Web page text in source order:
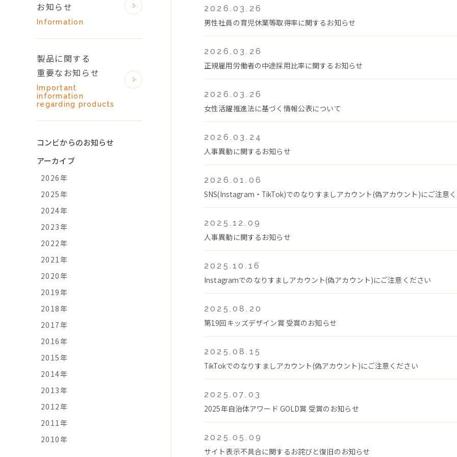
2026.03.26
男性社員の育児休業等取得率に関するお知らせ
2026.03.26
正規雇用労働者の中途採用比率に関するお知らせ
2026.03.26
女性活躍推進法に基づく情報公表について
2026.03.24
人事異動に関するお知らせ
2026.01.06
SNS(Instagram・TikTok)でのなりすましアカウント(偽アカウント)にご注意
2025.12.09
人事異動に関するお知らせ
2025.10.16
Instagramでのなりすましアカウント(偽アカウント)にご注意ください
2025.08.20
第19回キッズデザイン賞 受賞のお知らせ
2025.08.15
TikTokでのなりすましアカウント(偽アカウント)にご注意ください
2025.07.03
2025年自治体アワード GOLD賞 受賞のお知らせ
2025.05.09
サイト表示不具合に関するお詫びと復旧のお知らせ
お知らせ
Information
製品に関する
重要なお知らせ
Important
information
regarding products
コンビからのお知らせ
アーカイブ
2026年
2025年
2024年
2023年
2022年
2021年
2020年
2019年
2018年
2017年
2016年
2015年
2014年
2013年
2012年
2011年
2010年